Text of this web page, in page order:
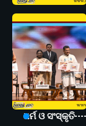
ଧର୍ମ ଓ ସଂସ୍କୃତି